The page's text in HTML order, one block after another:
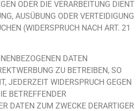
ODER DIE VERARBEITUNG DIENT
AUSÜBUNG ODER VERTEIDIGUNG
(WIDERSPRUCH NACH ART. 21
DATEN
ZU BETREIBEN, SO
JEDERZEIT WIDERSPRUCH GEGEN
BETREFFENDER
DATEN ZUM ZWECKE DERARTIGER